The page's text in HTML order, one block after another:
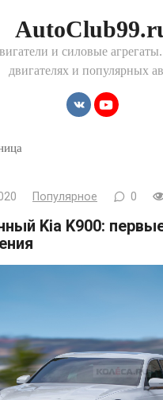
и силовые
двигателях и популярных
Популярное 0
Kia K900: